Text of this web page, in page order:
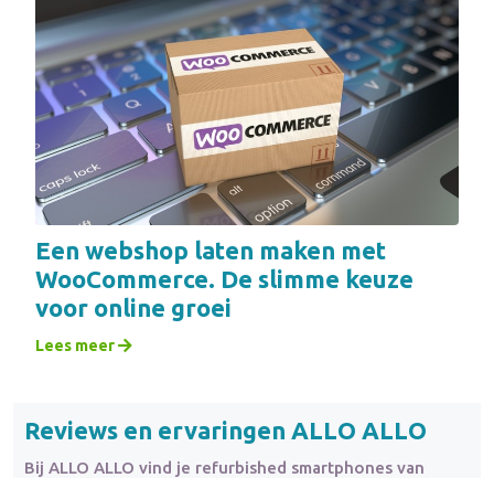
Een webshop laten maken met
WooCommerce. De slimme keuze
voor online groei
Lees meer
Reviews en ervaringen ALLO ALLO
Bij ALLO ALLO vind je refurbished smartphones van